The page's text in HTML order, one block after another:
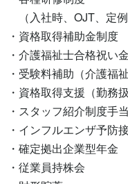
（入社時、OJT、定
・資格取得補助金制度
・介護福祉士合格祝い金
・受験料補助（介護福
・資格取得支援（勤務
・スタッフ紹介制度手
・インフルエンザ予防
・確定拠出企業型年金
・従業員持株会